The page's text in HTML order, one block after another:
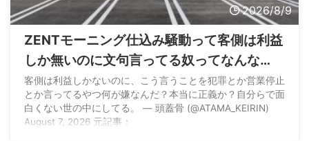
2026/8/9
ZENTモーニング仕込み騒動って客側は利益
しか無いのに文句言ってる奴ってなんな
ん？
客側は利益しかないのに、こう言うことを犯罪とか営業停止
とか言ってるやつ何が嫌なんだ？本当に正義か？自分らで面
白くない世の中にしてる。 — 頭蓋骨 (@ATAMA_KEIRIN)
August 7, 2026 元記事：